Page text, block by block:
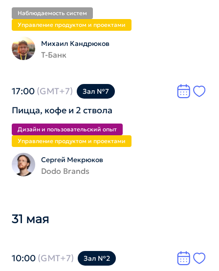
Наблюдаемость систем
Управление продуктом и проектами
Михаил Кандрюков
Т-Банк
17:00 (GMT+7) Зал №7
Пицца, кофе и 2 ствола
Дизайн и пользователь­ский опыт
Управление продуктом и проектами
Сергей Мекрюков
Dodo Brands
31 мая
10:00 (GMT+7) Зал №2